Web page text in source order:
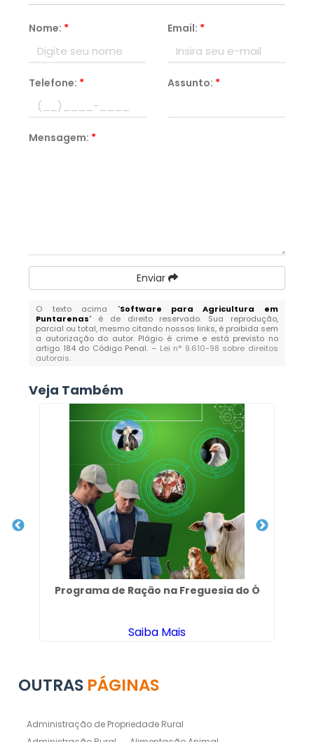
Nome: * Email: *
Telefone: * Assunto: *
Mensagem: *
Enviar
O texto acima "Software para Agricultura em
Puntarenas" é de direito reservado. Sua reprodução,
parcial ou total, mesmo citando nossos links, é proibida sem
a autorização do autor. Plágio é crime e está previsto no
artigo 184 do Código Penal. – Lei n° 9.610-98 sobre direitos
autorais.
Veja Também
Programa de Ração na Freguesia do Ó
Saiba Mais
OUTRAS PÁGINAS
Administração de Propriedade Rural